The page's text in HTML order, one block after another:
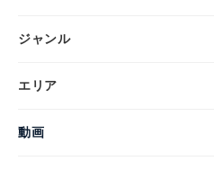
ジャンル
エリア
動画